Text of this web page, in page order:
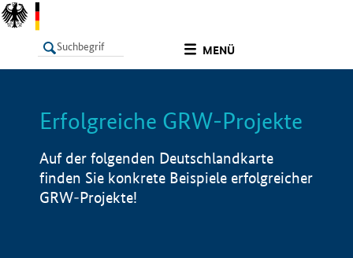
MENÜ
LISTE Info
Erfolgreiche GRW-Projekte
Auf der folgenden Deutschlandkarte
finden Sie konkrete Beispiele erfolgreicher
GRW-Projekte!